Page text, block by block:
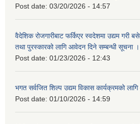
Post date: 03/20/2026 - 14:57
वैदेशिक रोजगारीबाट फर्किएर स्वदेशमा उद्यम गरी
तथा पुरस्कारको लागि आवेदन दिने सम्बन्धी सूचना ।
Post date: 01/23/2026 - 12:43
भगत सर्वजित शिल्प उद्यम विकास कार्यक्रमको
Post date: 01/10/2026 - 14:59